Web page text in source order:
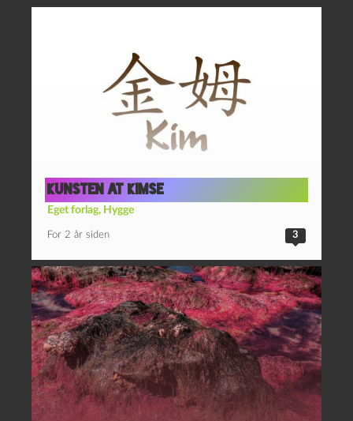
KUNSTEN AT KIMSE
Eget forlag, Hygge
For 2 år siden 3